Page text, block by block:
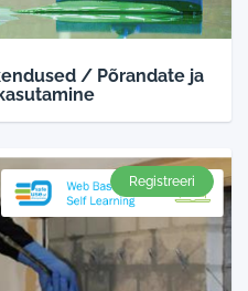
/ Põrandate ja
Registreeri